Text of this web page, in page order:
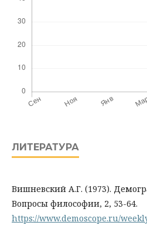
ЛИТЕРАТУРА
Вишневский А.Г. (1973).
Вопросы философии, 2, 53-64.
https://www.demoscope.ru/